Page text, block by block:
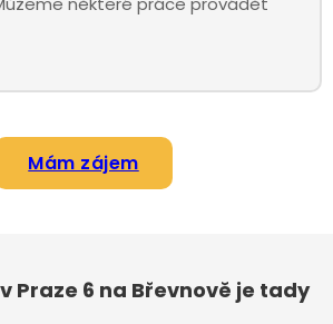
Mám zájem
Praze 6 na Břevnově je tady